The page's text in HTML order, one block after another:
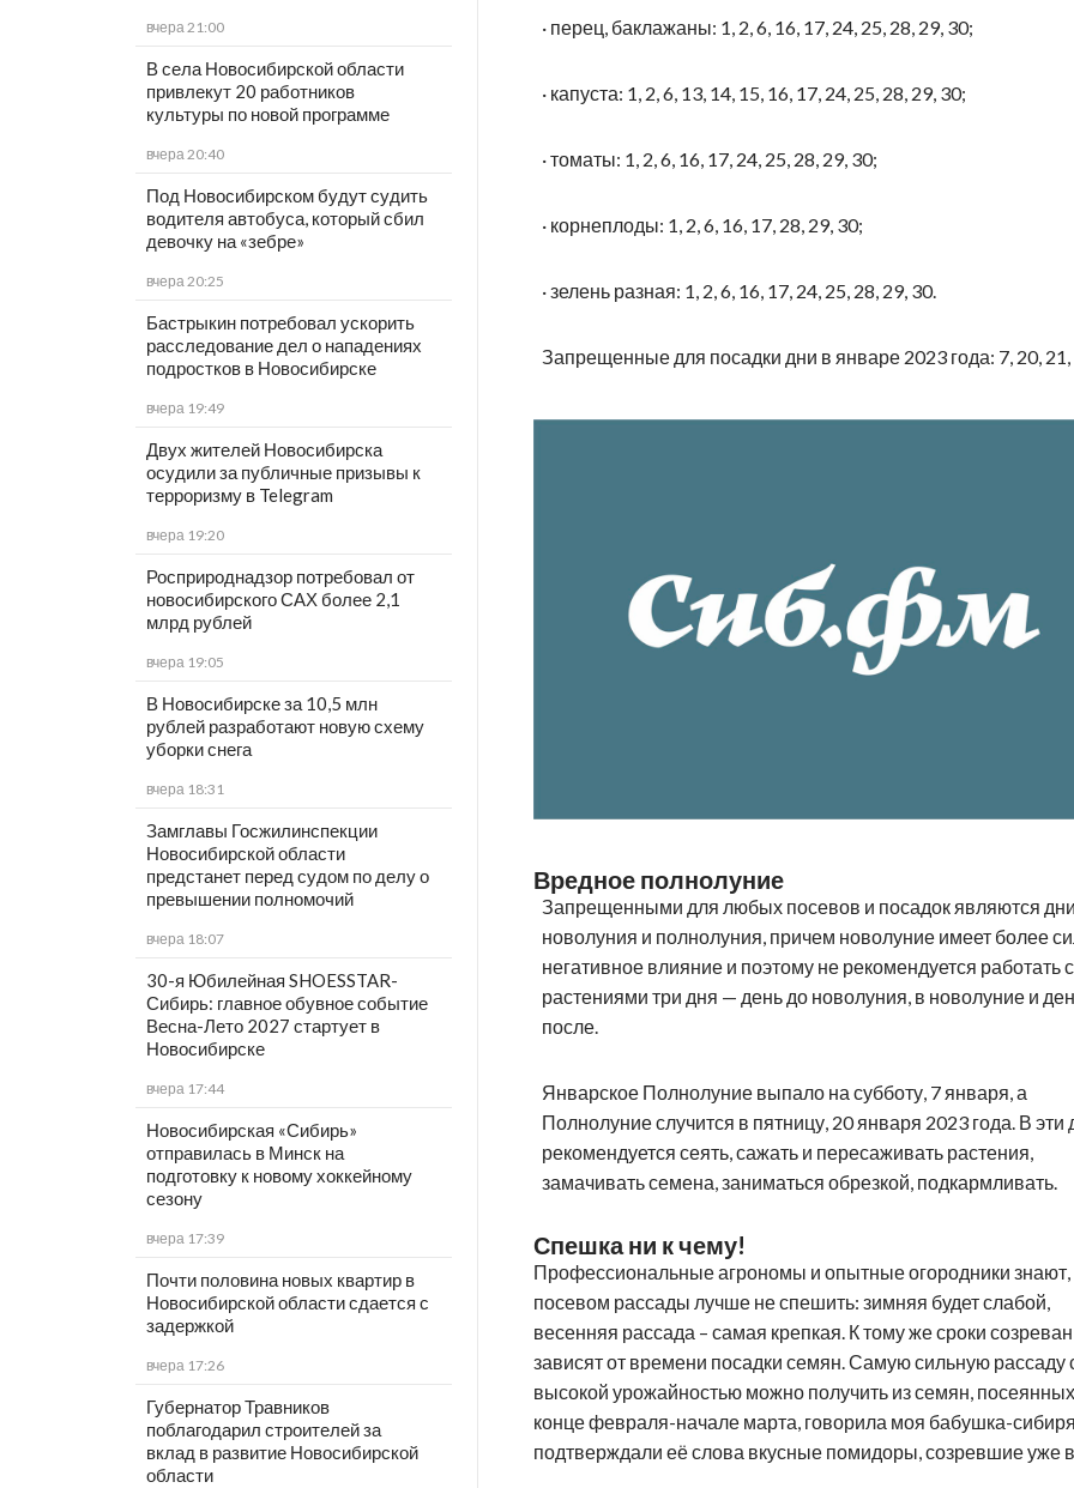
вчера 21:00
В села Новосибирской области
привлекут 20 работников
культуры по новой программе
вчера 20:40
Под Новосибирском будут судить
водителя автобуса, который сбил
девочку на «зебре»
вчера 20:25
Бастрыкин потребовал ускорить
расследование дел о нападениях
подростков в Новосибирске
вчера 19:49
Двух жителей Новосибирска
осудили за публичные призывы к
терроризму в Telegram
вчера 19:20
Росприроднадзор потребовал от
новосибирского САХ более 2,1
млрд рублей
вчера 19:05
В Новосибирске за 10,5 млн
рублей разработают новую схему
уборки снега
вчера 18:31
Замглавы Госжилинспекции
Новосибирской области
предстанет перед судом по делу о
превышении полномочий
вчера 18:07
30-я Юбилейная SHOESSTAR-
Сибирь: главное обувное событие
Весна-Лето 2027 стартует в
Новосибирске
вчера 17:44
Новосибирская «Сибирь»
отправилась в Минск на
подготовку к новому хоккейному
сезону
вчера 17:39
Почти половина новых квартир в
Новосибирской области сдается с
задержкой
вчера 17:26
Губернатор Травников
поблагодарил строителей за
вклад в развитие Новосибирской
области
· перец, баклажаны: 1, 2, 6, 16, 17, 24, 25, 28, 29, 30;
· капуста: 1, 2, 6, 13, 14, 15, 16, 17, 24, 25, 28, 29, 30;
·томаты: 1, 2, 6, 16, 17, 24, 25, 28, 29, 30;
· корнеплоды: 1, 2, 6, 16, 17, 28, 29, 30;
·зелень разная: 1, 2, 6, 16, 17, 24, 25, 28, 29, 30.
Запрещенные для посадки дни в январе 2023 года: 7, 20, 21,
Вредное полнолуние
Запрещенными для любых посевов и посадок являются
новолуния и полнолуния, причем новолуние имеет более
негативное влияние и поэтому не рекомендуется работать с
растениями три дня — день до новолуния, в новолуние и
после.
Январское Полнолуние выпало на субботу, 7 января, а
Полнолуние случится в пятницу, 20 января 2023 года. В эти
рекомендуется сеять, сажать и пересаживать растения,
замачивать семена, заниматься обрезкой, подкармливать.
Спешка ни к чему!
Профессиональные агрономы и опытные огородники знают,
посевом рассады лучше не спешить: зимняя будет слабой,
весенняя рассада – самая крепкая. К тому же сроки
зависят от времени посадки семян. Самую сильную рассаду
высокой урожайностью можно получить из семян,
конце февраля-начале марта, говорила моя бабушка-
подтверждали её слова вкусные помидоры, созревшие уже